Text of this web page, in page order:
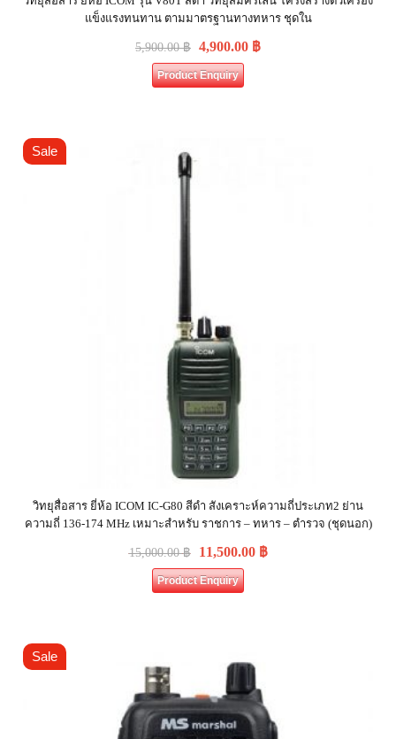
แข็งแรงทนทาน ตามมาตรฐานทางทหาร ชุดใน
5,900.00฿ 4,900.00 ฿
Product Enquiry
Sale
วิทยุสื่อสาร ยี่ห้อ ICOM IC-G80 สีดำ สังเคราะห์ความถี่ประเภท2 ย่าน
ความถี่ 136-174 MHz เหมาะสำหรับ ราชการ – ทหาร – ตำรวจ (ชุดนอก)
15,000.00฿ 11,500.00 ฿
Product Enquiry
Sale